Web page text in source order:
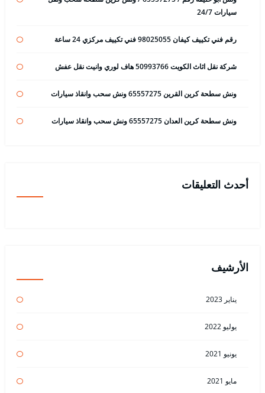
سيارات 24/7
رقم فني تكييف كيفان 98025055 فني تكييف مركزي 24 ساعة
شركة نقل اثاث الكويت 50993766 هاف لوري وانيت نقل عفش
ونش سطحة كرين القرين 65557275 ونش سحب وانقاذ سيارات
ونش سطحة كرين العدان 65557275 ونش سحب وانقاذ سيارات
أحدث التعليقات
الأرشيف
يناير 2023
يوليو 2022
يونيو 2021
مايو 2021